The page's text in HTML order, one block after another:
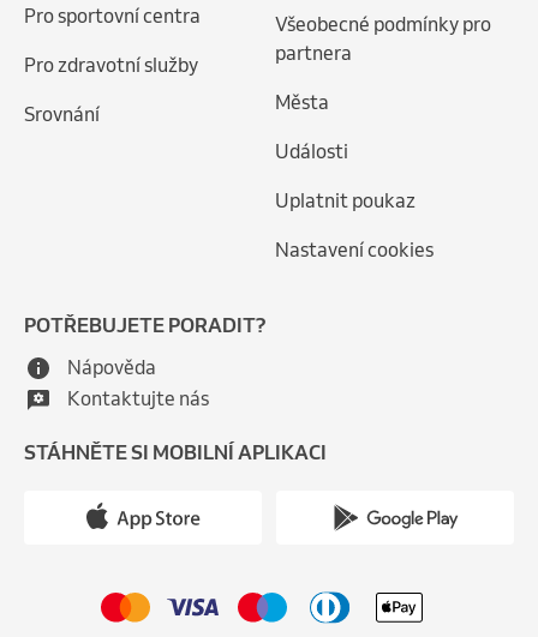
Pro sportovní centra
Pro zdravotní služby
Srovnání
Všeobecné podmínky pro
partnera
Města
Události
Uplatnit poukaz
Nastavení cookies
POTŘEBUJETE PORADIT?
Nápověda
Kontaktujte nás
STÁHNĚTE SI MOBILNÍ APLIKACI